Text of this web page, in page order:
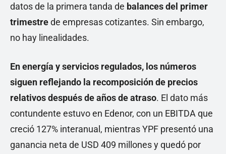
datos de la primera tanda de balances del primer
trimestrede empresas cotizantes. Sin embargo,
no hay linealidades.
En energía y servicios regulados, los números
siguen reflejando la recomposición de precios
relativos después de años de atraso. El dato más
contundente estuvo en Edenor, con un EBITDA que
creció 127% interanual, mientras YPF presentó una
ganancia neta de USD 409 millones y quedó por